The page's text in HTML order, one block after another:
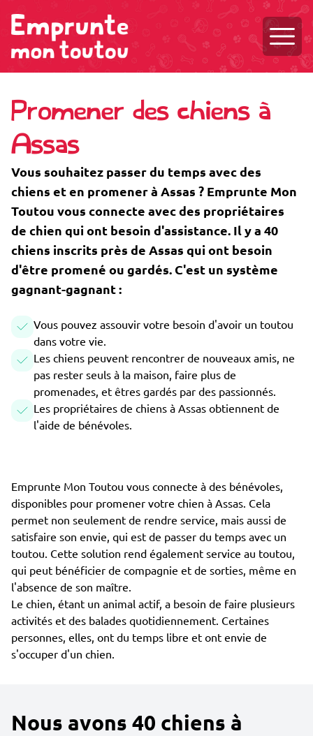
Promener des chiens à
Assas
Vous souhaitez passer du temps avec des
chiens et en promener à Assas ? Emprunte Mon
Toutou vous connecte avec des propriétaires
de chien qui ont besoin d'assistance. Il y a 40
chiens inscrits près de Assas qui ont besoin
d'être promené ou gardés. C'est un système
gagnant-gagnant :
Vous pouvez assouvir votre besoin d'avoir un toutou
dans votre vie.
Les chiens peuvent rencontrer de nouveaux amis, ne
pas rester seuls à la maison, faire plus de
promenades, et êtres gardés par des passionnés.
Les propriétaires de chiens à Assas obtiennent de
l'aide de bénévoles.
Emprunte Mon Toutou vous connecte à des bénévoles,
disponibles pour promener votre chien à Assas. Cela
permet non seulement de rendre service, mais aussi de
satisfaire son envie, qui est de passer du temps avec un
toutou. Cette solution rend également service au toutou,
qui peut bénéficier de compagnie et de sorties, même en
l'absence de son maître.
Le chien, étant un animal actif, a besoin de faire plusieurs
activités et des balades quotidiennement. Certaines
personnes, elles, ont du temps libre et ont envie de
s'occuper d'un chien.
Nous avons 40 chiens à